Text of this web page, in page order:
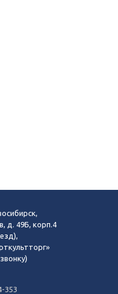
д. 49Б, корп.4
353